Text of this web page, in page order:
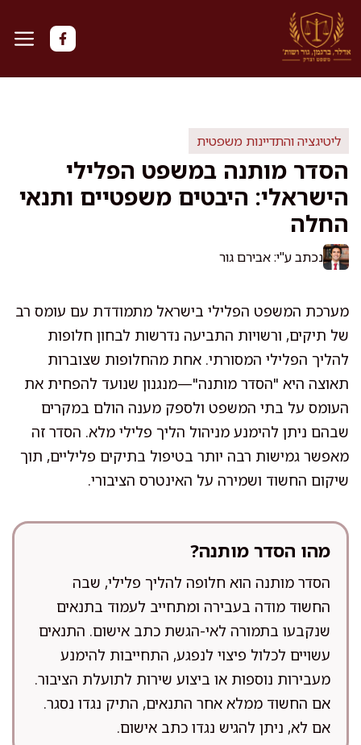
לדלג
לתוכן
ליטיגציה והתדיינות משפטית
הסדר מותנה במשפט הפלילי
הישראלי: היבטים משפטיים ותנאי
החלה
נכתב ע"י: אבירם גור
מערכת המשפט הפלילי בישראל מתמודדת עם עומס רב
של תיקים, ורשויות התביעה נדרשות לבחון חלופות
להליך הפלילי המסורתי. אחת מהחלופות שצוברות
תאוצה היא "הסדר מותנה"—מנגנון שנועד להפחית את
העומס על בתי המשפט ולספק מענה הולם במקרים
שבהם ניתן להימנע מניהול הליך פלילי מלא. הסדר זה
מאפשר גמישות רבה יותר בטיפול בתיקים פליליים, תוך
שיקום החשוד ושמירה על האינטרס הציבורי.
מהו הסדר מותנה?
הסדר מותנה הוא חלופה להליך פלילי, שבה
החשוד מודה בעבירה ומתחייב לעמוד בתנאים
שנקבעו בתמורה לאי-הגשת כתב אישום. התנאים
עשויים לכלול פיצוי לנפגע, התחייבות להימנע
מעבירות נוספות או ביצוע שירות לתועלת הציבור.
אם החשוד ממלא אחר התנאים, התיק נגדו נסגר.
אם לא, ניתן להגיש נגדו כתב אישום.